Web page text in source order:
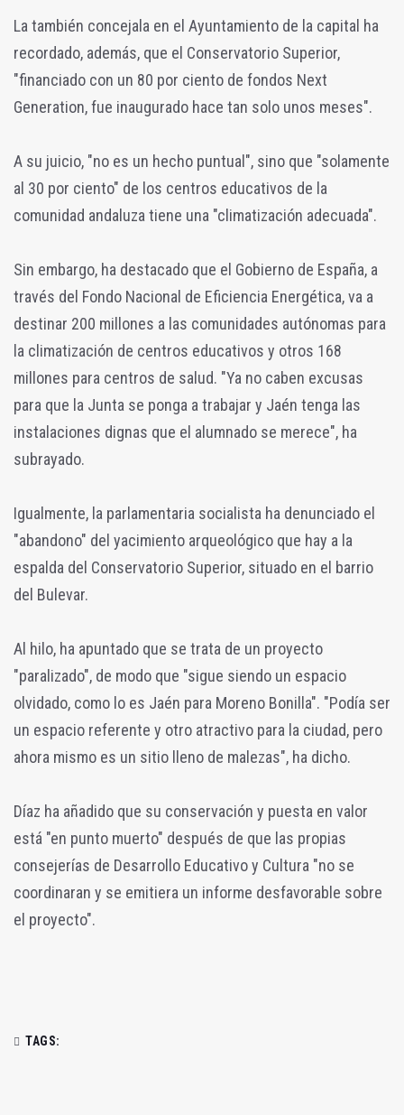
La también concejala en el Ayuntamiento de la capital ha
recordado, además, que el Conservatorio Superior,
"financiado con un 80 por ciento de fondos Next
Generation, fue inaugurado hace tan solo unos meses".
A su juicio, "no es un hecho puntual", sino que "solamente
al 30 por ciento" de los centros educativos de la
comunidad andaluza tiene una "climatización adecuada".
Sin embargo, ha destacado que el Gobierno de España, a
través del Fondo Nacional de Eficiencia Energética, va a
destinar 200 millones a las comunidades autónomas para
la climatización de centros educativos y otros 168
millones para centros de salud. "Ya no caben excusas
para que la Junta se ponga a trabajar y Jaén tenga las
instalaciones dignas que el alumnado se merece", ha
subrayado.
Igualmente, la parlamentaria socialista ha denunciado el
"abandono" del yacimiento arqueológico que hay a la
espalda del Conservatorio Superior, situado en el barrio
del Bulevar.
Al hilo, ha apuntado que se trata de un proyecto
"paralizado", de modo que "sigue siendo un espacio
olvidado, como lo es Jaén para Moreno Bonilla". "Podía ser
un espacio referente y otro atractivo para la ciudad, pero
ahora mismo es un sitio lleno de malezas", ha dicho.
Díaz ha añadido que su conservación y puesta en valor
está "en punto muerto" después de que las propias
consejerías de Desarrollo Educativo y Cultura "no se
coordinaran y se emitiera un informe desfavorable sobre
el proyecto".
TAGS: